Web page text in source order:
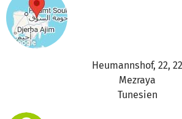
Heumannshof, 22, 22
Mezraya
Tunesien